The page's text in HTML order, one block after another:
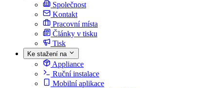
Společnost
Kontakt
Pracovní místa
Články v tisku
Tisk
Ke stažení na
Appliance
Ruční instalace
Mobilní aplikace